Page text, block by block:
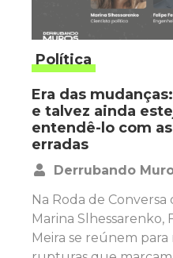
Política
Era das
e talvez ainda
entendê-lo com
erradas
Derrubando
Na Roda de
Marina Slhessarenko,
Meira se reúnem